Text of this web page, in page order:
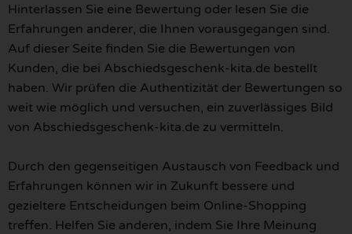
Hinterlassen Sie eine Bewertung oder lesen Sie die
Erfahrungen anderer, die Ihnen vorausgegangen sind.
Auf dieser Seite finden Sie die Bewertungen von
Kunden, die bei Abschiedsgeschenk-kita.de bestellt
haben. Wir prüfen die Authentizität der Bewertungen so
weit wie möglich und versuchen, ein zuverlässiges Bild
von Abschiedsgeschenk-kita.de zu vermitteln.
Durch den gegenseitigen Austausch von Feedback und
Erfahrungen können wir in Zukunft bessere und
gezieltere Entscheidungen beim Online-Shopping
treffen. Helfen Sie anderen, indem Sie Ihre Meinung